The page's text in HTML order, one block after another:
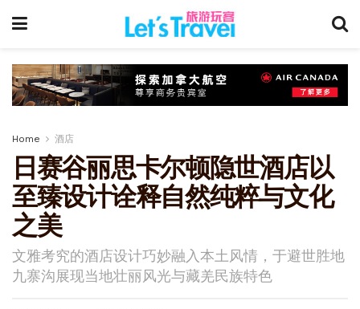
Home 酒店
日赛谷丽思卡尔顿隐世酒店以
至臻设计诠释自然纯粹与文化
之美
文雅考究的酒店设计巧妙融入本土风情，于避世胜地
九寨沟展现当地壮丽风光与藏羌民族特色